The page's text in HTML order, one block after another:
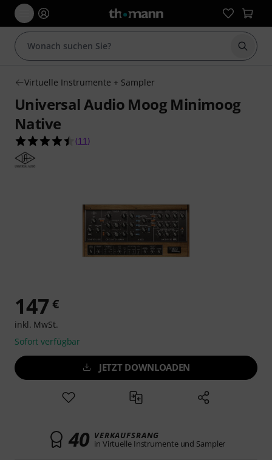
Suche
Virtuelle Instrumente + Sampler
Universal Audio Moog Minimoog
Native
4.5 von 5 Sternen aus 11 Kundenbewertungen
(11 )
147 €
inkl. MwSt.
Sofort verfügbar
JETZT DOWNLOADEN
40 VERKAUFSRANG
in Virtuelle Instrumente und Sampler